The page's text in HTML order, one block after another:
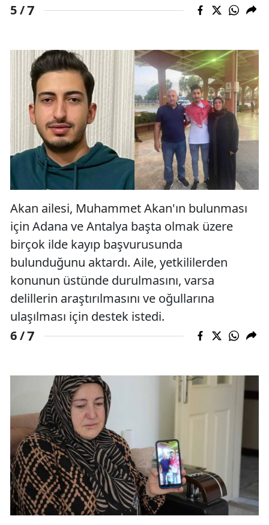
5 /7
Akan ailesi, Muhammet Akan'ın bulunması
için Adana ve Antalya başta olmak üzere
birçok ilde kayıp başvurusunda
bulunduğunu aktardı. Aile, yetkililerden
konunun üstünde durulmasını, varsa
delillerin araştırılmasını ve oğullarına
ulaşılması için destek istedi.
6 /7